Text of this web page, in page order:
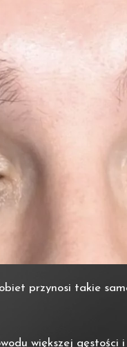
przynosi takie
większej gęstości